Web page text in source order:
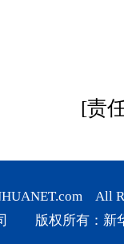
[责
All
版权所有：新